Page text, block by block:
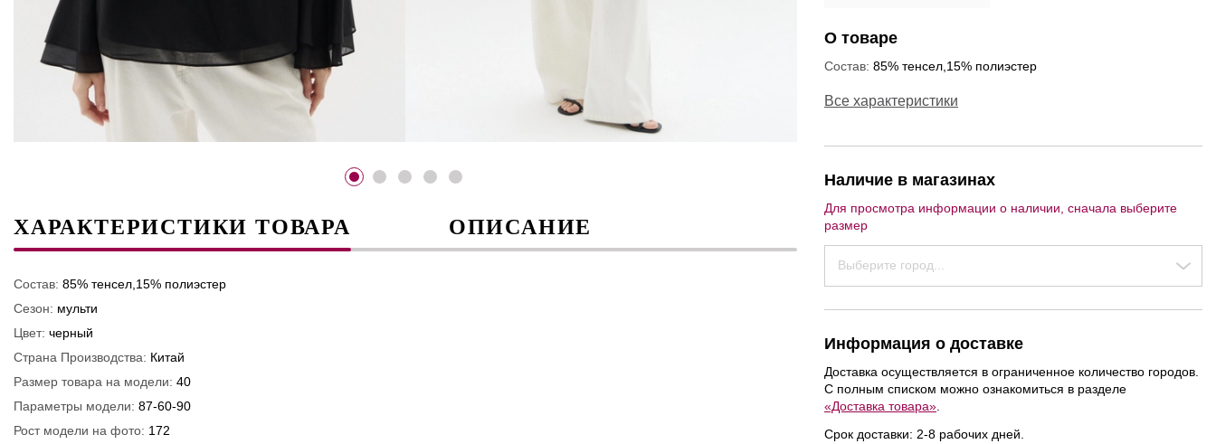
ХАРАКТЕРИСТИКИ ТОВАРА ОПИСАНИЕ
Состав: 85% тенсел,15% полиэстер
Сезон: мульти
Цвет: черный
Страна Производства: Китай
Размер товара на модели: 40
Параметры модели: 87-60-90
Рост модели на фото: 172
О товаре
Состав: 85% тенсел,15% полиэстер
Все характеристики
Наличие в магазинах
Для просмотра информации о наличии, сначала выберите
размер
Выберите город...
Информация о доставке
Доставка осуществляется в ограниченное количество городов.
С полным списком можно ознакомиться в разделе
«Доставка товара»
Срок доставки: 2-8 рабочих дней.